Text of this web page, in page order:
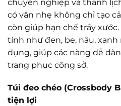
chuyên nghiệp và thanh
có vân nhẹ không chỉ tạo
còn giúp hạn chế trầy
tính như đen, be, nâu,
dụng, giúp các nàng dễ
trang phục công sở.
Túi đeo chéo (Crossbody
tiện lợi